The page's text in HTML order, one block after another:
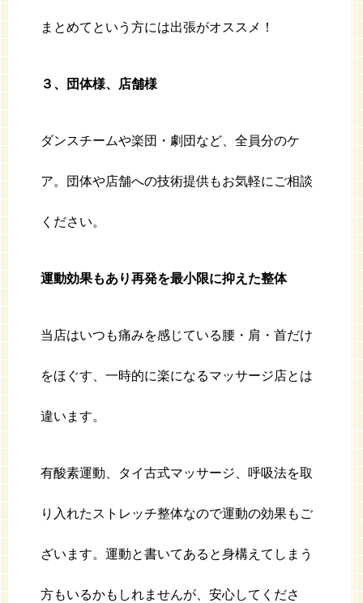
まとめてという方には出張がオススメ！
３、団体様、店舗様
ダンスチームや楽団・劇団など、全員分のケ
ア。団体や店舗への技術提供もお気軽にご相談
ください。
運動効果もあり再発を最小限に抑えた整体
当店はいつも痛みを感じている腰・肩・首だけ
をほぐす、一時的に楽になるマッサージ店とは
違います。
有酸素運動、タイ古式マッサージ、呼吸法を取
り入れたストレッチ整体なので運動の効果もご
ざいます。運動と書いてあると身構えてしまう
方もいるかもしれませんが、安心してくださ